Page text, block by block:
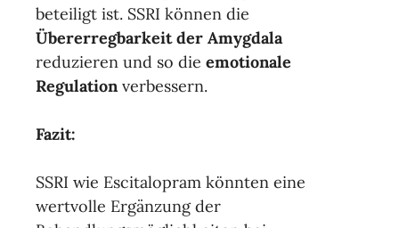
beteiligt ist. SSRI können die
Übererregbarkeit der Amygdala
reduzieren und so die emotionale
Regulationverbessern.
Fazit:
SSRI wie Escitalopram könnten eine
wertvolle Ergänzung der